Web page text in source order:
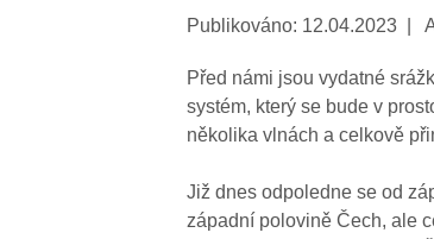
Publikováno: 12.04.2023 |
Před námi jsou vydatné
systém, který se bude v
několika vlnách a celkově
Již dnes odpoledne se od
západní polovině Čech, ale